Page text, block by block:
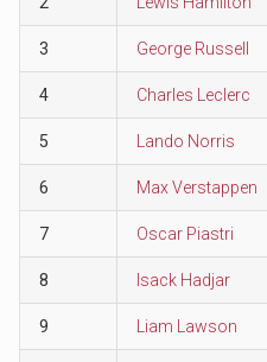
3 George Russell
4 Charles Leclerc
5 Lando Norris
6 Max Verstappen
7 Oscar Piastri
8 Isack Hadjar
9 Liam Lawson